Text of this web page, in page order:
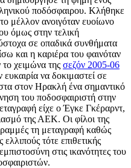
ποδόσφαιρου. Κλήθηκε
μέλλον ανοιγόταν ευοίωνο
όμως στην τελική
σε οπαδικά συνθήματα
και η καριέρα του φαινόταν
το χειμώνα της σεζόν 2005-06
να δοκιμαστεί σε
στον Ηρακλή ένα σημαντικό
του ποδοσφαιριστή στην
είχε ο Έγκε Γκέραρντ,
της ΑΕΚ. Οι φίλοι της
τη μεταγραφή καθώς
τότε επιθετικής
στις ικανότητες του